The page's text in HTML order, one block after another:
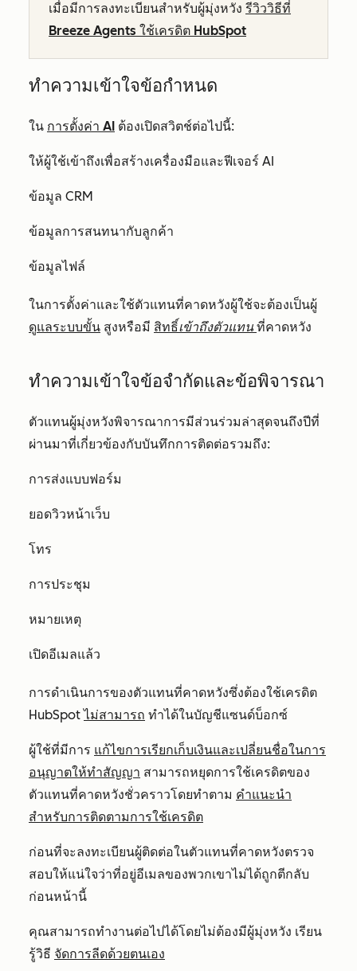
เมื่อมีการลงทะเบียนสำหรับผู้มุ่งหวัง รีวิววิธีที่
Breeze Agents ใช้เครดิต HubSpot
ทำความเข้าใจข้อกำหนด
ใน การตั้งค่า AI ต้องเปิดสวิตช์ต่อไปนี้:
ให้ผู้ใช้เข้าถึงเพื่อสร้างเครื่องมือและฟีเจอร์ AI
ข้อมูล CRM
ข้อมูลการสนทนากับลูกค้า
ข้อมูลไฟล์
ในการตั้งค่าและใช้ตัวแทนที่คาดหวังผู้ใช้จะต้องเป็นผู้
ดูแลระบบขั้น สูงหรือมี สิทธิ์เข้าถึงตัวแทน ที่คาดหวัง
ทำความเข้าใจข้อจำกัดและข้อพิจารณา
ตัวแทนผู้มุ่งหวังพิจารณาการมีส่วนร่วมล่าสุดจนถึงปีที่
ผ่านมาที่เกี่ยวข้องกับบันทึกการติดต่อรวมถึง:
การส่งแบบฟอร์ม
ยอดวิวหน้าเว็บ
โทร
การประชุม
หมายเหตุ
เปิดอีเมลแล้ว
การดำเนินการของตัวแทนที่คาดหวังซึ่งต้องใช้เครดิต
HubSpotไม่สามารถ ทำได้ในบัญชีแซนด์บ็อกซ์
ผู้ใช้ที่มีการ แก้ไขการเรียกเก็บเงินและเปลี่ยนชื่อในการ
อนุญาตให้ทำสัญญา สามารถหยุดการใช้เครดิตของ
ตัวแทนที่คาดหวังชั่วคราวโดยทำตาม คำแนะนำ
สำหรับการติดตามการใช้เครดิต
ก่อนที่จะลงทะเบียนผู้ติดต่อในตัวแทนที่คาดหวังตรวจ
สอบให้แน่ใจว่าที่อยู่อีเมลของพวกเขาไม่ได้ถูกตีกลับ
ก่อนหน้านี้
คุณสามารถทำงานต่อไปได้โดยไม่ต้องมีผู้มุ่งหวัง เรียน
รู้วิธี จัดการลีดด้วยตนเอง